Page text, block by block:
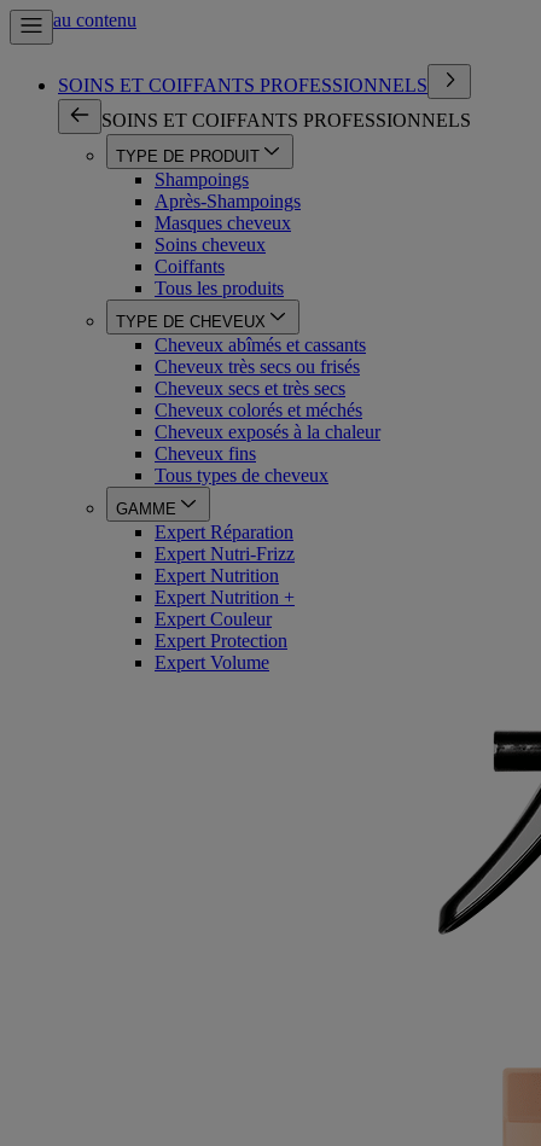
Aller au contenu
SOINS ET COIFFANTS PROFESSIONNELS
SOINS ET COIFFANTS PROFESSIONNELS
TYPE DE PRODUIT
Shampoings
Après-Shampoings
Masques cheveux
Soins cheveux
Coiffants
Tous les produits
TYPE DE CHEVEUX
Cheveux abîmés et cassants
Cheveux très secs ou frisés
Cheveux secs et très secs
Cheveux colorés et méchés
Cheveux exposés à la chaleur
Cheveux fins
Tous types de cheveux
GAMME
Expert Réparation
Expert Nutri-Frizz
Expert Nutrition
Expert Nutrition +
Expert Couleur
Expert Protection
Expert Volume